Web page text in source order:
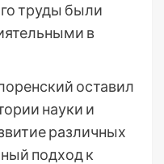
труды были
в
оставил
науки и
различных
подход к